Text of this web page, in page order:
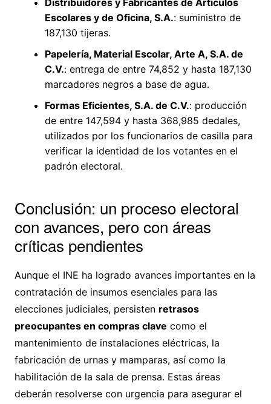
Distribuidores y Fabricantes de Artículos
Escolares y de Oficina, S.A.: suministro de
187,130 tijeras.
Papelería, Material Escolar, Arte A, S.A. de
C.V.: entrega de entre 74,852 y hasta 187,130
marcadores negros a base de agua.
Formas Eficientes, S.A. de C.V.: producción
de entre 147,594 y hasta 368,985 dedales,
utilizados por los funcionarios de casilla para
verificar la identidad de los votantes en el
padrón electoral.
Conclusión: un proceso electoral
con avances, pero con áreas
críticas pendientes
Aunque el INE ha logrado avances importantes en la
contratación de insumos esenciales para las
elecciones judiciales, persisten retrasos
preocupantes en compras clave como el
mantenimiento de instalaciones eléctricas, la
fabricación de urnas y mamparas, así como la
habilitación de la sala de prensa. Estas áreas
deberán resolverse con urgencia para asegurar el